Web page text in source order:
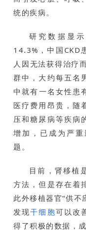
统的疾病。
研究数据显
14.3%，中国CKD
人因无法获得治疗
群中，大约每五名
中就有一名女性患
医疗费用昂贵，随
压和糖尿病等疾病
增加，已成为严
题。
目前，肾移植
方法，但是存在着
此外移植器官“供不
发现干细胞可以改
得了积极的数据，